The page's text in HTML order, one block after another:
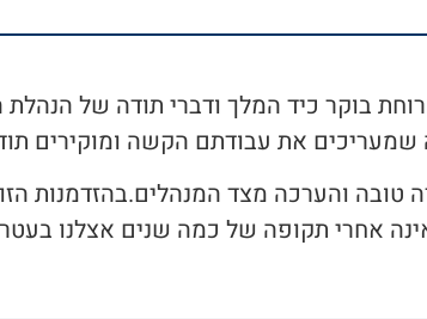
בוקר כיד המלך ודברי תודה של
את עבודתם הקשה ומוקירים
טובה והערכה מצד המנהלים.בהזדמנות
אחרי תקופה של כמה שנים אצלנו